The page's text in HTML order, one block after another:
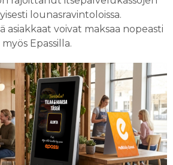
lounasravintoloissa.
asiakkaat voivat maksaa nopeasti
Epassilla.